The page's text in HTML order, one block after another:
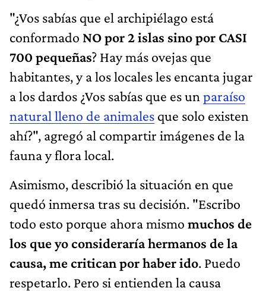
"¿Vos sabías que el archipiélago está
conformado NO por 2 islas sino por CASI
700 pequeñas? Hay más ovejas que
habitantes, y a los locales les encanta jugar
a los dardos ¿Vos sabías que es un paraíso
natural lleno de animales que solo existen
ahí?", agregó al compartir imágenes de la
fauna y flora local.
Asimismo, describió la situación en que
quedó inmersa tras su decisión. "Escribo
todo esto porque ahora mismo muchos de
los que yo consideraría hermanos de la
causa, me critican por haber ido. Puedo
respetarlo. Pero si entienden la causa